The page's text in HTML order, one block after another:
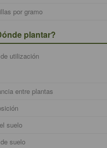
por gramo
plantar?
utilización
entre plantas
suelo
suelo